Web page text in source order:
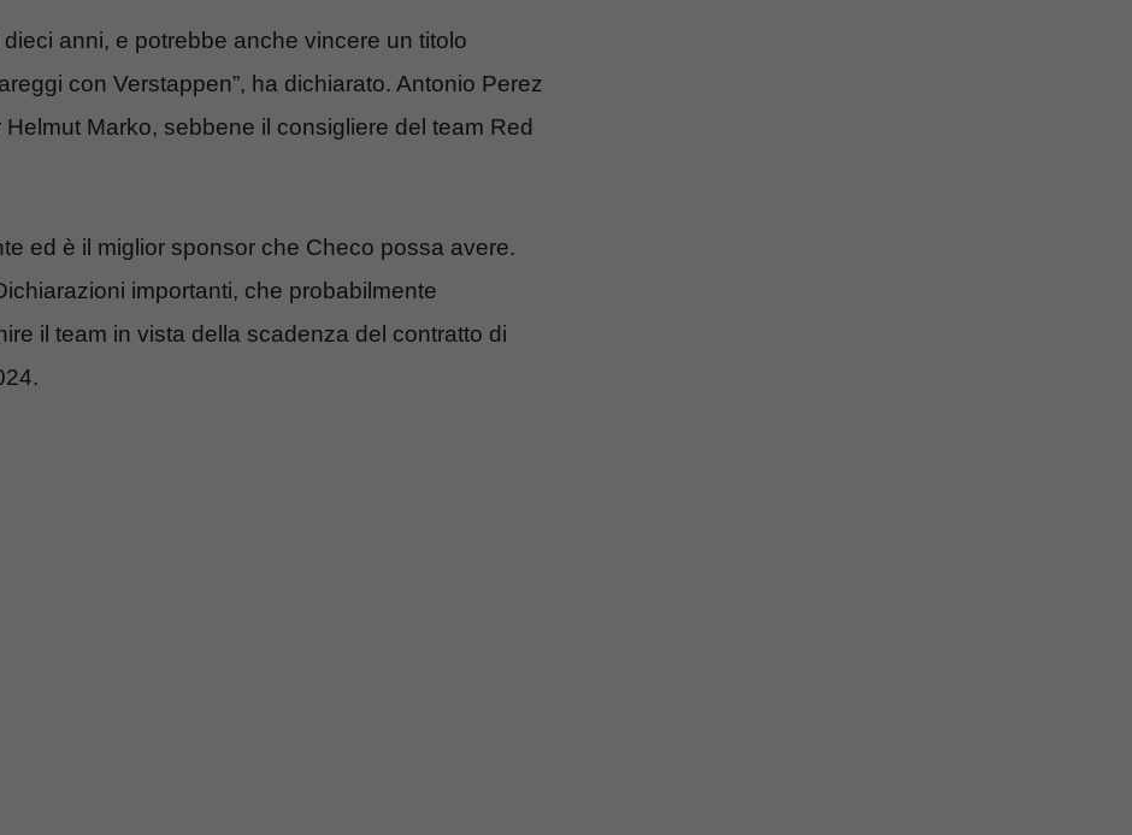
anni, e potrebbe anche vincere un titolo
con Verstappen”, ha dichiarato. Antonio Perez
Marko, sebbene il consigliere del team Red
ed è il miglior sponsor che Checo possa avere.
importanti, che probabilmente
il team in vista della scadenza del contratto di